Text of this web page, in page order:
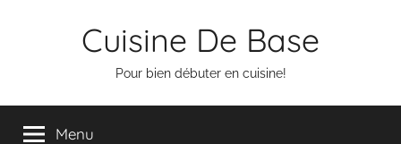
Cuisine De Base
Pour bien débuter en cuisine!
Menu